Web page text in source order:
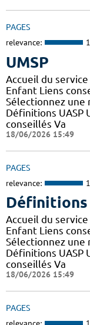
PAGES
relevance:
UMSP
Accueil du service
Enfant Liens
Sélectionnez une
Définitions UASP
conseillés Va
18/06/2026 15:49
PAGES
relevance:
Définitions
Accueil du service
Enfant Liens
Sélectionnez une
Définitions UASP
conseillés Va
18/06/2026 15:49
PAGES